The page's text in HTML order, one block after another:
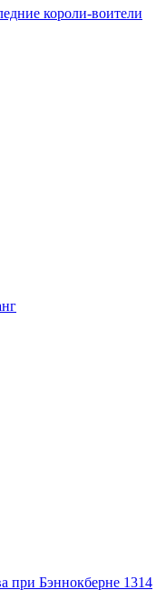
короли-воители
при Бэннокберне 1314